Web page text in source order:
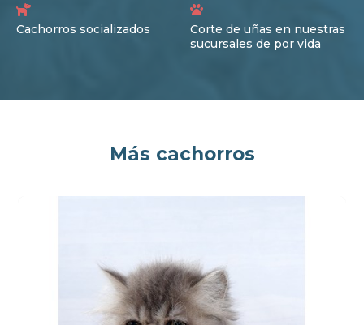
Cachorros socializados
Corte de uñas en nuestras
sucursales de por vida
Más cachorros